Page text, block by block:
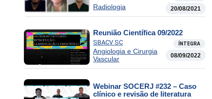
Radiologia 20/08/2021
Reunião Científica 09/2022
SBACV SC ÍNTEGRA
Angiologia e Cirurgia
Vascular
08/09/2022
Webinar SOCERJ #232 – Caso
clínico e revisão de literatura